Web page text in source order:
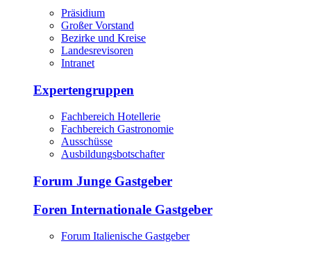
Präsidium
Großer Vorstand
Bezirke und Kreise
Landesrevisoren
Intranet
Expertengruppen
Fachbereich Hotellerie
Fachbereich Gastronomie
Ausschüsse
Ausbildungsbotschafter
Forum Junge Gastgeber
Foren Internationale Gastgeber
Forum Italienische Gastgeber